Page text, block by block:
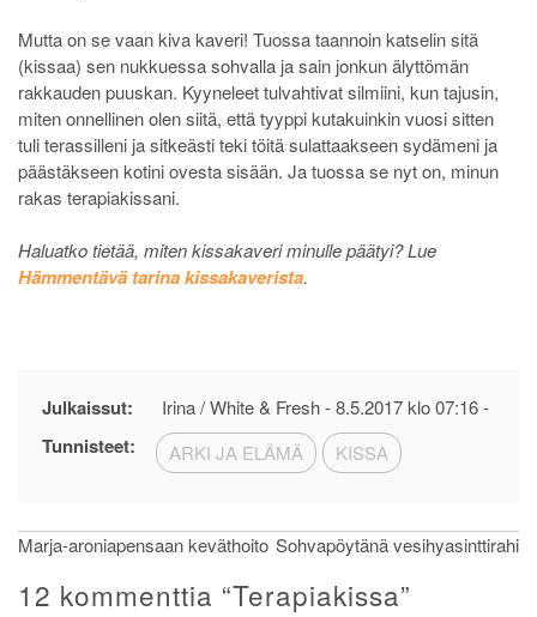
Mutta on se vaan kiva kaveri! Tuossa taannoin katselin sitä
(kissaa) sen nukkuessa sohvalla ja sain jonkun älyttömän
rakkauden puuskan. Kyyneleet tulvahtivat silmiini, kun tajusin,
miten onnellinen olen siitä, että tyyppi kutakuinkin vuosi sitten
tuli terassilleni ja sitkeästi teki töitä sulattaakseen sydämeni ja
päästäkseen kotini ovesta sisään. Ja tuossa se nyt on, minun
rakas terapiakissani.
Haluatko tietää, miten kissakaveri minulle päätyi? Lue
Hämmentävä tarina kissakaverista.
Julkaissut: Irina / White & Fresh -8.5.2017 klo 07:16-
Tunnisteet: ARKI JA ELÄMÄ KISSA
Artikkelien
selaus
Marja-aroniapensaan keväthoito Sohvapöytänä vesihyasinttirahi
12 kommenttia “Terapiakissa”